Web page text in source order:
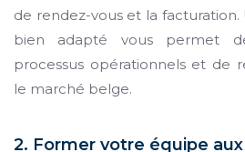
de rendez-vous et la
bien adapté vous permet
processus opérationnels et de
le marché belge.
2. Former votre équipe